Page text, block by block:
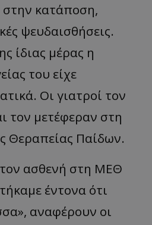
στην κατάποση,
ψευδαισθήσεις.
ίδιας μέρας η
του είχε
Οι γιατροί τον
τον μετέφεραν στη
Θεραπείας Παίδων.
ασθενή στη ΜΕΘ
έντονα ότι
αναφέρουν οι